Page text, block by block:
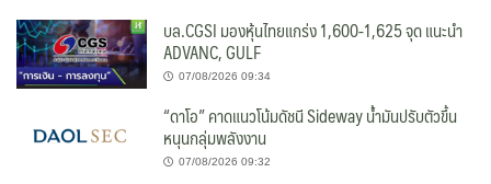
บล.CGSI มองหุ้นไทยแกร่ง 1,600-1,625 จุด แนะนำ
ADVANC, GULF
07/08/2026 09:34
“ดาโอ” คาดแนวโน้มดัชนี Sideway น้ำมันปรับตัวขึ้น
หนุนกลุ่มพลังงาน
07/08/2026 09:32